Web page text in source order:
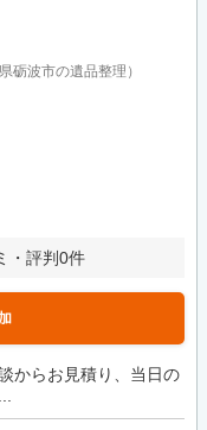
県砺波市の遺品整理）
・評判0件
からお見積り、当日の